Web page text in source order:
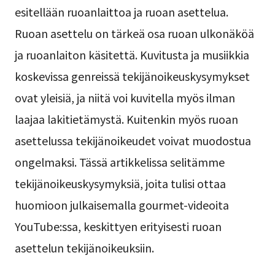
esitellään ruoanlaittoa ja ruoan asettelua.
Ruoan asettelu on tärkeä osa ruoan ulkonäköä
ja ruoanlaiton käsitettä. Kuvitusta ja musiikkia
koskevissa genreissä tekijänoikeuskysymykset
ovat yleisiä, ja niitä voi kuvitella myös ilman
laajaa lakitietämystä. Kuitenkin myös ruoan
asettelussa tekijänoikeudet voivat muodostua
ongelmaksi. Tässä artikkelissa selitämme
tekijänoikeuskysymyksiä, joita tulisi ottaa
huomioon julkaisemalla gourmet-videoita
YouTube:ssa, keskittyen erityisesti ruoan
asettelun tekijänoikeuksiin.